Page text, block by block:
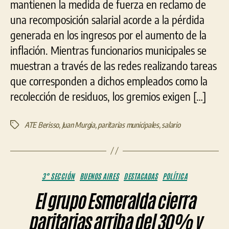
mantienen la medida de fuerza en reclamo de
una recomposición salarial acorde a la pérdida
generada en los ingresos por el aumento de la
inflación. Mientras funcionarios municipales se
muestran a través de las redes realizando tareas
que corresponden a dichos empleados como la
recolección de residuos, los gremios exigen […]
EtiquetasATE Berisso, Juan Murgia,paritarias municipales,salario
Categorías
3° SECCIÓN BUENOS AIRES DESTACADAS POLÍTICA
El grupo Esmeralda cierra
paritarias arriba del 30% y